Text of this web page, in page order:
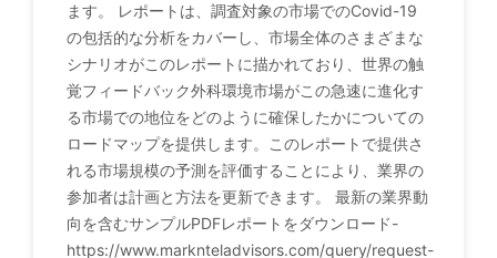
ます。 レポートは、調査対象の市場でのCovid-19
の包括的な分析をカバーし、市場全体のさまざまな
シナリオがこのレポートに描かれており、世界の触
覚フィードバック外科環境市場がこの急速に進化す
る市場での地位をどのように確保したかについての
ロードマップを提供します。このレポートで提供さ
れる市場規模の予測を評価することにより、業界の
参加者は計画と方法を更新できます。 最新の業界動
向を含むサンプルPDFレポートをダウンロード-
https://www.marknteladvisors.com/query/request-